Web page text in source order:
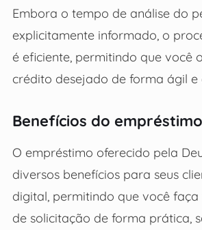
Embora o tempo de análise do
explicitamente informado, o
é eficiente, permitindo que você
crédito desejado de forma ágil e
Benefícios do
O empréstimo oferecido pela
diversos benefícios para seus
digital, permitindo que você
de solicitação de forma prática,